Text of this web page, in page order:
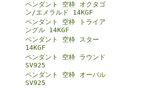
ペンダント 空枠 オクタゴ
ン/エメラルド 14KGF
ペンダント 空枠 トライア
ングル 14KGF
ペンダント 空枠 スター
14KGF
ペンダント 空枠 ラウンド
SV925
ペンダント 空枠 オーバル
SV925